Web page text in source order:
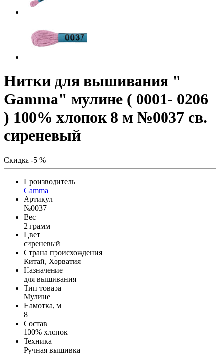
Нитки для вышивания "
Gamma" мулине ( 0001- 0206
) 100% хлопок 8 м №0037 св.
сиреневый
Скидка -5 %
Производитель
Gamma
Артикул
№0037
Вес
2 грамм
Цвет
сиреневый
Страна происхождения
Китай, Хорватия
Назначение
для вышивания
Тип товара
Мулине
Намотка, м
8
Состав
100% хлопок
Техника
Ручная вышивка